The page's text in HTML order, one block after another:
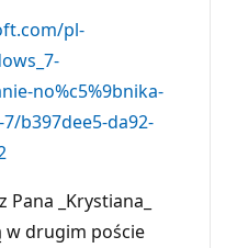
pl-
no%c5%9bnika-
b397dee5-da92-
_Krystiana_
w drugim poście